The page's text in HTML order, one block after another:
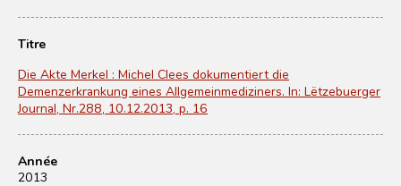
Titre
Die Akte Merkel : Michel Clees dokumentiert die
Demenzerkrankung eines Allgemeinmediziners. In: Lëtzebuerger
Journal, Nr.288, 10.12.2013, p. 16
Année
2013